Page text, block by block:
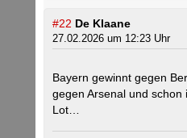
#22 De Klaane
27.02.2026 um 12:23 Uhr
Bayern gewinnt gegen
gegen Arsenal und schon
Lot…